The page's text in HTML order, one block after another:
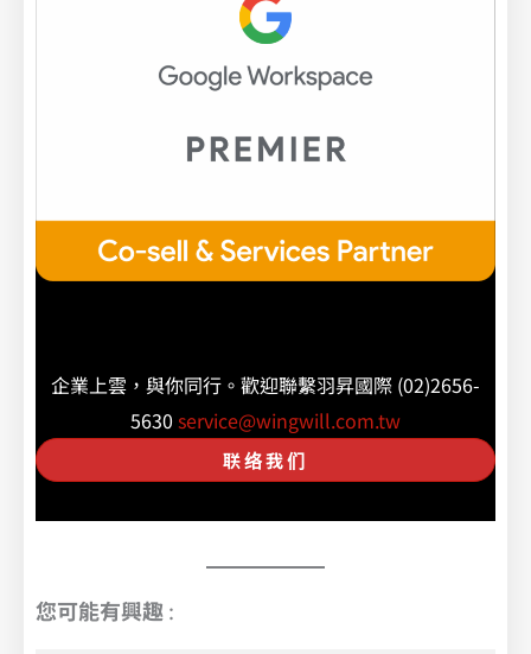
企業上雲，與你同行。歡迎聯繫羽昇國際 (02)2656-
5630 service@wingwill.com.tw
联络我们
您可能有興趣: